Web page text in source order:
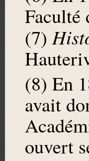
Faculté
(7)
(8) En
avait
ouvert